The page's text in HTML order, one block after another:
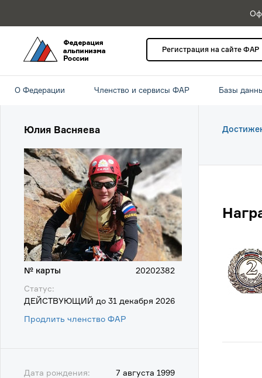
Регистрация на сайте ФАР
О Федерации Членство и сервисы ФАР Базы
Юлия Васняева
№ карты
20202382
Статус:
ДЕЙСТВУЮЩИЙ до 31 декабря 2026
Продлить членство ФАР
Дата рождения: 7 августа 1999